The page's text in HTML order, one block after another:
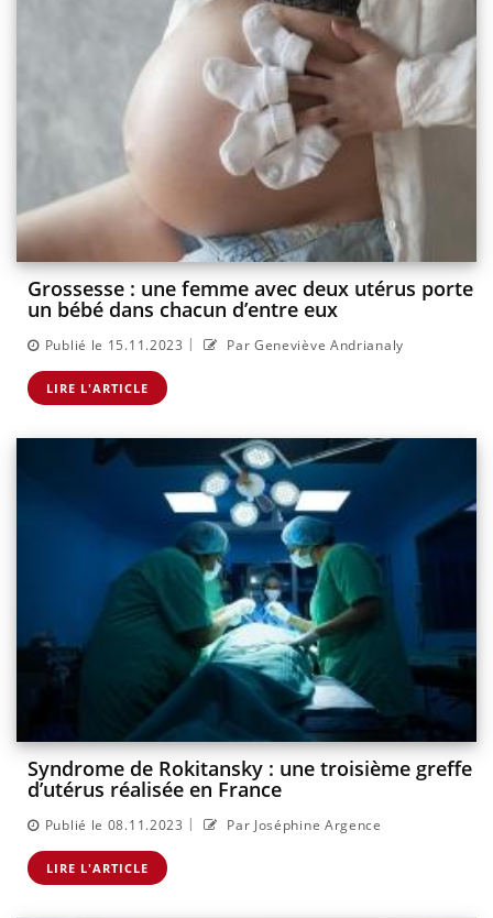
Grossesse : une femme avec deux utérus porte
un bébé dans chacun d’entre eux
Publié le 15.11.2023 | Par Geneviève Andrianaly
LIRE L'ARTICLE
Syndrome de Rokitansky : une troisième greffe
d’utérus réalisée en France
Publié le 08.11.2023 | Par Joséphine Argence
LIRE L'ARTICLE